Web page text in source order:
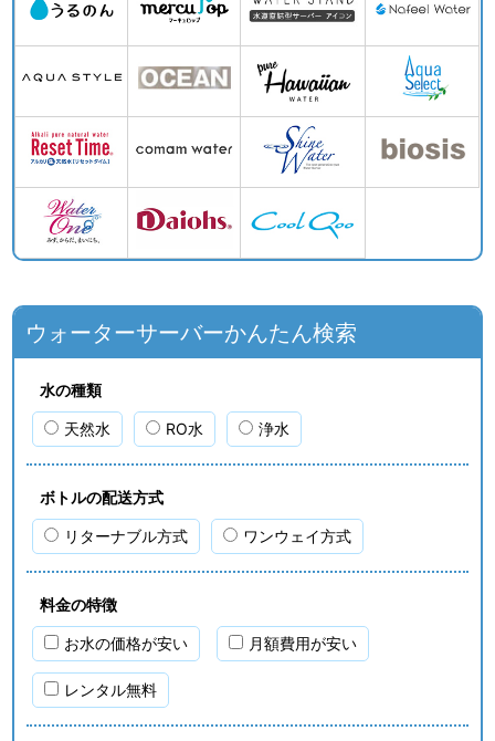
ウォーターサーバーかんたん検索
水の種類
天然水 RO水 浄水
ボトルの配送方式
リターナブル方式 ワンウェイ方式
料金の特徴
お水の価格が安い 月額費用が安い
レンタル無料